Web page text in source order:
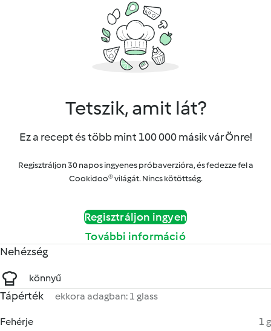
Tetszik, amit lát?
Ez a recept és több mint 100 000 másik vár Önre!
Regisztráljon 30 napos ingyenes próbaverzióra, és fedezze fel a
Cookidoo® világát. Nincs kötöttség.
Regisztráljon ingyen
További információ
Nehézség
könnyű
Tápérték ekkora adagban: 1 glass
Fehérje
1 g